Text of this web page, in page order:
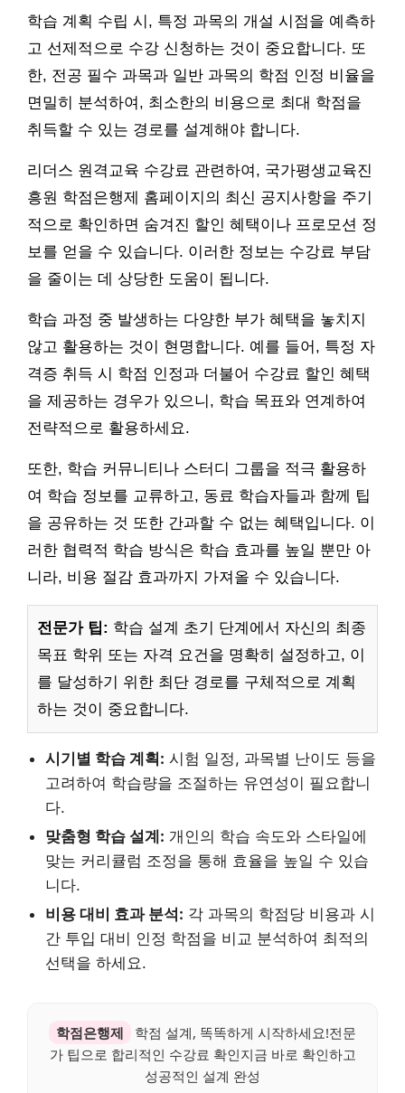
학습 계획 수립 시, 특정 과목의 개설 시점을 예측하
고 선제적으로 수강 신청하는 것이 중요합니다. 또
한, 전공 필수 과목과 일반 과목의 학점 인정 비율을
면밀히 분석하여, 최소한의 비용으로 최대 학점을
취득할 수 있는 경로를 설계해야 합니다.
리더스 원격교육 수강료 관련하여, 국가평생교육진
흥원 학점은행제 홈페이지의 최신 공지사항을 주기
적으로 확인하면 숨겨진 할인 혜택이나 프로모션 정
보를 얻을 수 있습니다. 이러한 정보는 수강료 부담
을 줄이는 데 상당한 도움이 됩니다.
학습 과정 중 발생하는 다양한 부가 혜택을 놓치지
않고 활용하는 것이 현명합니다. 예를 들어, 특정 자
격증 취득 시 학점 인정과 더불어 수강료 할인 혜택
을 제공하는 경우가 있으니, 학습 목표와 연계하여
전략적으로 활용하세요.
또한, 학습 커뮤니티나 스터디 그룹을 적극 활용하
여 학습 정보를 교류하고, 동료 학습자들과 함께 팁
을 공유하는 것 또한 간과할 수 없는 혜택입니다. 이
러한 협력적 학습 방식은 학습 효과를 높일 뿐만 아
니라, 비용 절감 효과까지 가져올 수 있습니다.
전문가 팁: 학습 설계 초기 단계에서 자신의 최종
목표 학위 또는 자격 요건을 명확히 설정하고, 이
를 달성하기 위한 최단 경로를 구체적으로 계획
하는 것이 중요합니다.
시기별 학습 계획: 시험 일정, 과목별 난이도 등을
고려하여 학습량을 조절하는 유연성이 필요합니
다.
맞춤형 학습 설계: 개인의 학습 속도와 스타일에
맞는 커리큘럼 조정을 통해 효율을 높일 수 있습
니다.
비용 대비 효과 분석: 각 과목의 학점당 비용과 시
간 투입 대비 인정 학점을 비교 분석하여 최적의
선택을 하세요.
학점은행제
학점 설계, 똑똑하게 시작하세요!전문
가 팁으로 합리적인 수강료 확인지금 바로 확인하고
성공적인 설계 완성